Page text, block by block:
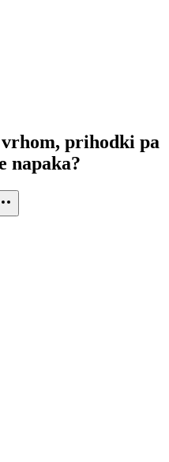
prihodki pa
napaka?